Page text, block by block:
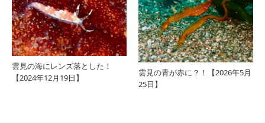
雲見の海にレンズ落とした！
【2024年12月19日】
雲見の青が赤に？！【2026年5月
25日】